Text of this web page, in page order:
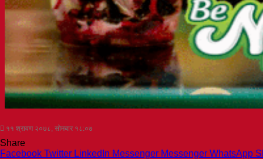
११ श्रावण २०७८, सोमबार १८:०७
Share
Facebook Twitter LinkedIn Messenger Messenger WhatsApp